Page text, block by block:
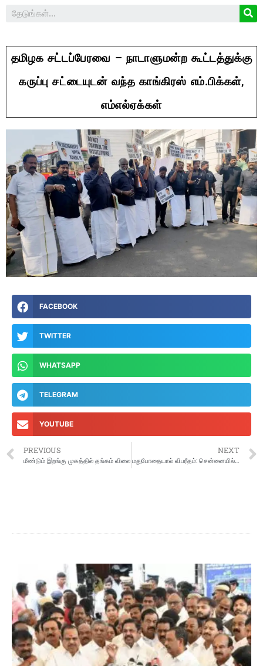
தமிழக சட்டப்பேரவை – நாடாளுமன்ற கூட்டத்துக்கு
கருப்பு சட்டையுடன் வந்த காங்கிரஸ் எம்.பிக்கள்,
எம்எல்ஏக்கள்
FACEBOOK
TWITTER
WHATSAPP
TELEGRAM
YOUTUBE
PREVIOUS
மீண்டும் இறங்கு முகத்தில் தங்கம் விலை
NEXT
மதுபோதையால் விபரீதம்: சென்னையில் மனைவியை அடித்து கொன்ற கணவர்